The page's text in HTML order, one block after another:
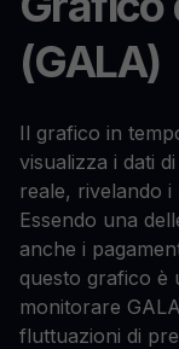
(GALA)
Il grafico in
visualizza i dati
reale, rivelando
Essendo una
anche i
questo grafico è
monitorare
fluttuazioni di